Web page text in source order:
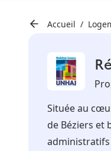
Accueil
Située au
de Béziers et
administratifs